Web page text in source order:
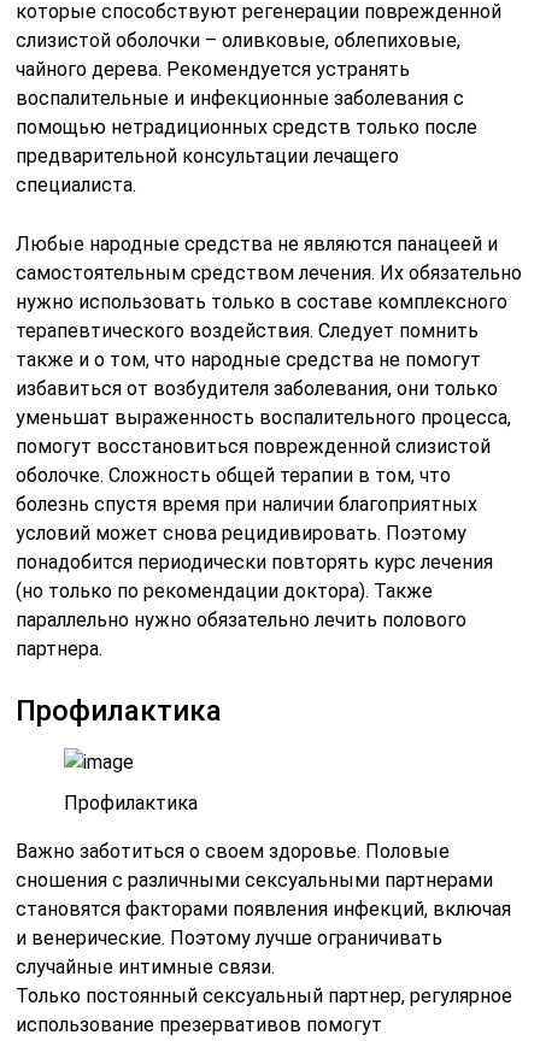
которые способствуют регенерации поврежденной
слизистой оболочки – оливковые, облепиховые,
чайного дерева. Рекомендуется устранять
воспалительные и инфекционные заболевания с
помощью нетрадиционных средств только после
предварительной консультации лечащего
специалиста.
Любые народные средства не являются панацеей и
самостоятельным средством лечения. Их обязательно
нужно использовать только в составе комплексного
терапевтического воздействия. Следует помнить
также и о том, что народные средства не помогут
избавиться от возбудителя заболевания, они только
уменьшат выраженность воспалительного процесса,
помогут восстановиться поврежденной слизистой
оболочке. Сложность общей терапии в том, что
болезнь спустя время при наличии благоприятных
условий может снова рецидивировать. Поэтому
понадобится периодически повторять курс лечения
(но только по рекомендации доктора). Также
параллельно нужно обязательно лечить полового
партнера.
Профилактика
Профилактика
Важно заботиться о своем здоровье. Половые
сношенияс различными сексуальными партнерами
становятся факторами появления инфекций, включая
и венерические. Поэтому лучше ограничивать
случайные интимные связи.
Только постоянный сексуальный партнер, регулярное
использование презервативов помогут